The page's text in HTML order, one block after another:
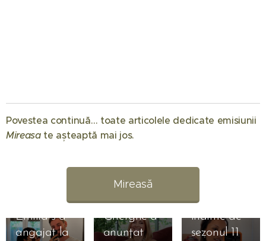
Povestea continuă… toate articolele dedicate emisiunii
Mireasate așteaptă mai jos. 💖
Mireasă
Emilia s-a
angajat la
Când
începe
Mireasa
Regatul
inimii.
Simona
Gherghe a
anunțat
Preda se
vacanță
înainte de
sezonul 11
31.07.2026